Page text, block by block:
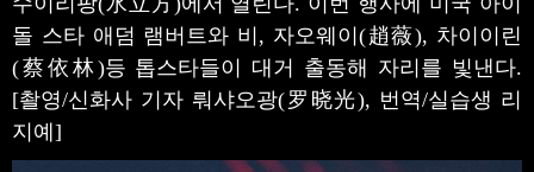
돌 스타 애덤 램버트와 비, 자오웨이(趙薇), 차이이린
(蔡依林)등 톱스타들이 대거 출동해 자리를 빛낸다.
[촬영/신화사 기자 뤄샤오광(罗晓光), 번역/실습생 리
지예]